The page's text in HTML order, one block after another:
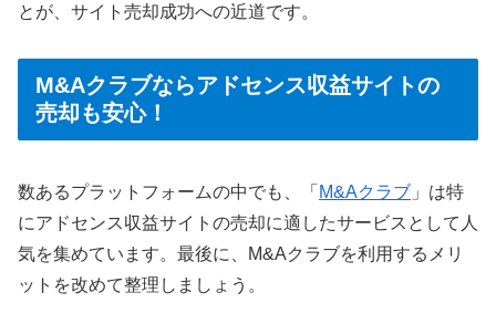
とが、サイト売却成功への近道です。
M&Aクラブならアドセンス収益サイトの
売却も安心！
数あるプラットフォームの中でも、「 M&Aクラブ 」は特
にアドセンス収益サイトの売却に適したサービスとして人
気を集めています。最後に、M&Aクラブを利用するメリ
ットを改めて整理しましょう。